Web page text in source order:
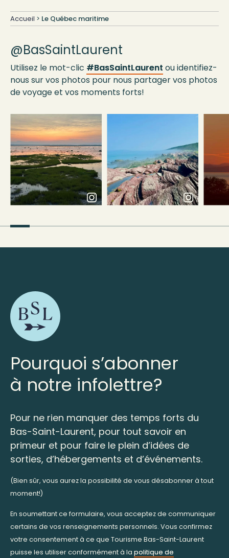
Accueil > Le Québec maritime
@BasSaintLaurent
Utilisez le mot-clic #BasSaintLaurent ou identifiez-
nous sur vos photos pour nous partager vos photos
de voyage et vos moments forts!
Pourquoi s’abonner
à notre infolettre?
Pour ne rien manquer des temps forts du
Bas-Saint-Laurent, pour tout savoir en
primeur et pour faire le plein d’idées de
sorties, d’hébergements et d’événements.
(Bien sûr, vous aurez la possibilité de vous désabonner à tout
moment!)
En soumettant ce formulaire, vous acceptez de communiquer
certains de vos renseignements personnels. Vous confirmez
votre consentement à ce que Tourisme Bas-Saint-Laurent
puisse les utiliser conformément à la politique de